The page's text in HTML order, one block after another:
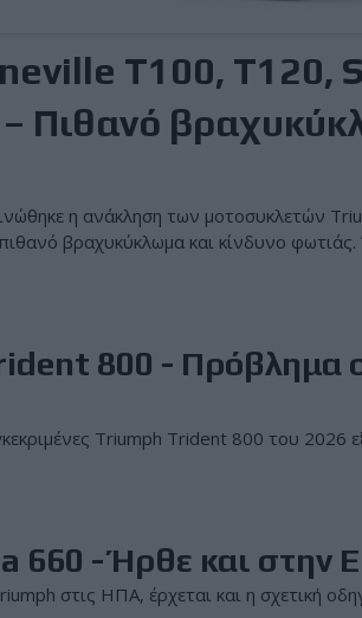
T100, T120,
Πιθανό
η ανάκληση των μοτοσυκλετών
βραχυκύκλωμα και κίνδυνο
800 - Πρόβλημα
Triumph Trident 800 του 2026
660 - Ήρθε και στην
στις ΗΠΑ, έρχεται και η σχετική